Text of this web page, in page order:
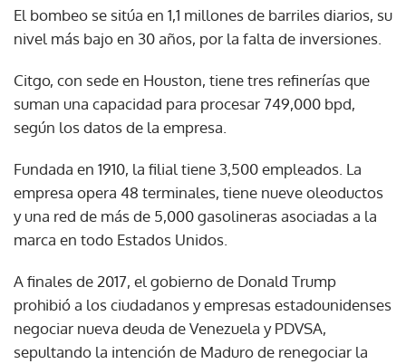
El bombeo se sitúa en 1,1 millones de barriles diarios, su
nivel más bajo en 30 años, por la falta de inversiones.
Citgo, con sede en Houston, tiene tres refinerías que
suman una capacidad para procesar 749,000 bpd,
según los datos de la empresa.
Fundada en 1910, la filial tiene 3,500 empleados. La
empresa opera 48 terminales, tiene nueve oleoductos
y una red de más de 5,000 gasolineras asociadas a la
marca en todo Estados Unidos.
A finales de 2017, el gobierno de Donald Trump
prohibió a los ciudadanos y empresas estadounidenses
negociar nueva deuda de Venezuela y PDVSA,
sepultando la intención de Maduro de renegociar la